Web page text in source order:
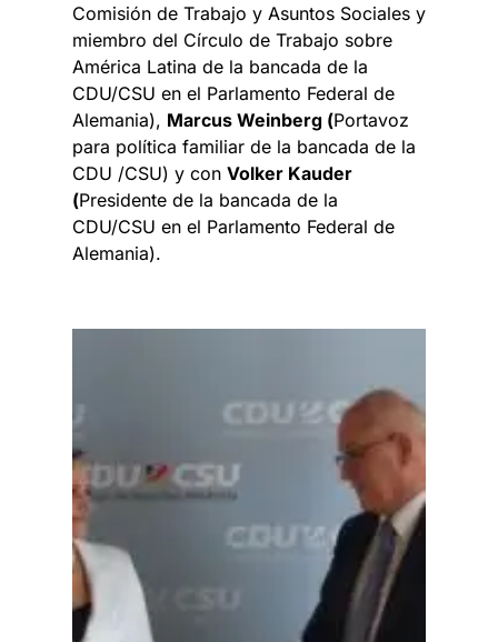
Comisión de Trabajo y Asuntos Sociales y
miembro del Círculo de Trabajo sobre
América Latina de la bancada de la
CDU/CSU en el Parlamento Federal de
Alemania), Marcus Weinberg (Portavoz
para política familiar de la bancada de la
CDU /CSU) y con Volker Kauder
(Presidente de la bancada de la
CDU/CSU en el Parlamento Federal de
Alemania).